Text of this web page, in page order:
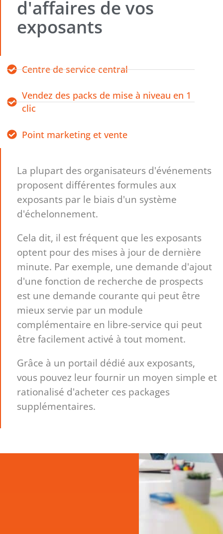
d'affaires de vos
exposants
La plupart des organisateurs d'événements
proposent différentes formules aux
exposants par le biais d'un système
d'échelonnement.
Cela dit, il est fréquent que les exposants
optent pour des mises à jour de dernière
minute. Par exemple, une demande d'ajout
d'une fonction de recherche de prospects
est une demande courante qui peut être
mieux servie par un module
complémentaire en libre-service qui peut
être facilement activé à tout moment.
Grâce à un portail dédié aux exposants,
vous pouvez leur fournir un moyen simple et
rationalisé d'acheter ces packages
supplémentaires.
Centre de service central
Vendez des packs de mise à niveau en 1
clic
Point marketing et vente